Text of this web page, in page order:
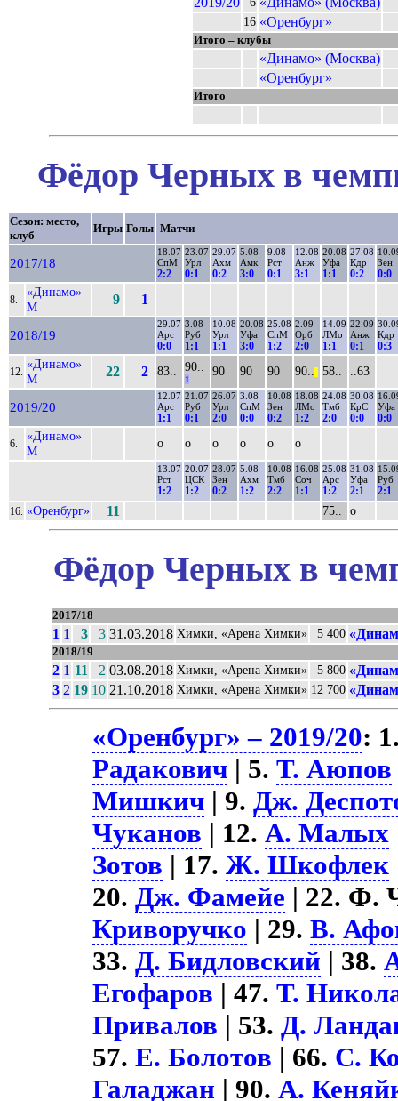
16 «Оренбург»
Итого – клубы
«Динамо» (Москва)
«Оренбург»
Итого
Фёдор Черных в
Сезон: место,
клуб
Игры Голы Матчи
2017/18
18.07
СпМ
2:2
23.07
Урл
0:1
29.07
Ахм
0:2
5.08
Амк
3:0
9.08
Рст
0:1
12.08
Анж
3:1
20.08
Уфа
1:1
27.08
Кдр
0:2
Зен
0:0
8.
«Динамо»
М
9 1
2018/19
29.07
Арс
0:0
3.08
Руб
1:1
10.08
Урл
1:1
20.08
Уфа
3:0
25.08
СпМ
1:2
2.09
Орб
2:0
14.09
ЛМо
1:1
22.09
Анж
0:1
Кдр
0:3
12.
«Динамо»
М
22 2 83.. 90..
1
90 90 90 90.. 58.. ..63
2019/20
12.07
Арс
1:1
21.07
Руб
0:1
26.07
Урл
2:0
3.08
СпМ
0:0
10.08
Зен
0:2
18.08
ЛМо
1:2
24.08
Тмб
2:0
30.08
КрС
0:0
Уфа
0:0
6.
«Динамо»
М
о о о о о о
13.07
Рст
1:2
20.07
ЦСК
1:2
28.07
Зен
0:2
5.08
Ахм
1:2
10.08
Тмб
2:2
16.08
Соч
1:1
25.08
Арс
1:2
31.08
Уфа
2:1
Руб
2:1
16. «Оренбург» 11 75.. о
Фёдор Черных в
2017/18
1 1 3 3 31.03.2018 Химки, «Арена Химки» 5 400
2018/19
2 1 11 2 03.08.2018 Химки, «Арена Химки» 5 800
3 2 19 10 21.10.2018 Химки, «Арена Химки» 12 700
«Оренбург» – 2019/20:
Радакович | 5.Т. Аюпов
Мишкич | 9.Дж.
Чуканов | 12.А. Малых
Зотов | 17.Ж. Шкофлек
20.Дж. Фамейе | 22. Ф.
Криворучко | 29.В.
33.Д. Бидловский | 38.
Егофаров | 47.Т.
Привалов | 53.Д.
57.Е. Болотов | 66. С.
Галаджан | 90.А.